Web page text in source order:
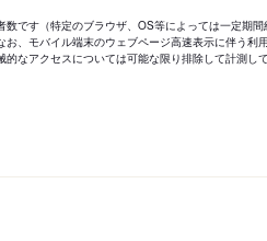
です（特定のブラウザ、OS等によっては一定期間
、モバイル端末のウェブページ高速表示に伴う利
なアクセスについては可能な限り排除して計測して